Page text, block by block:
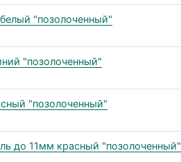
"позолоченный"
"позолоченный"
"позолоченный"
до 11мм красный "позолоченный"